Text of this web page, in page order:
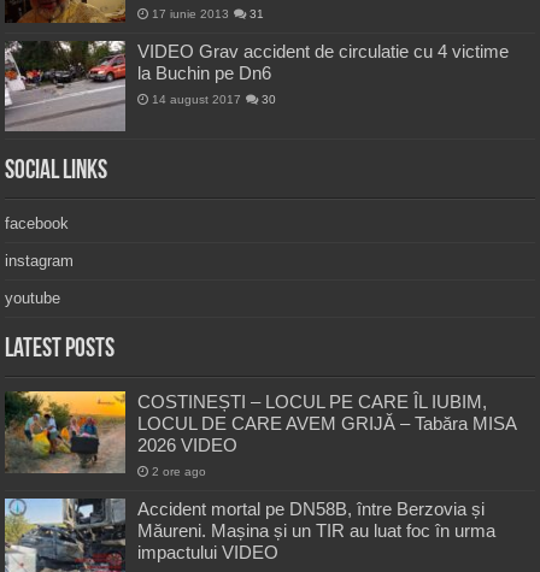
17 iunie 2013 31
VIDEO Grav accident de circulatie cu 4 victime
la Buchin pe Dn6
14 august 2017 30
Social Links
facebook
instagram
youtube
Latest Posts
COSTINEȘTI – LOCUL PE CARE ÎL IUBIM,
LOCUL DE CARE AVEM GRIJĂ – Tabăra MISA
2026 VIDEO
2 ore ago
Accident mortal pe DN58B, între Berzovia și
Măureni. Mașina și un TIR au luat foc în urma
impactului VIDEO